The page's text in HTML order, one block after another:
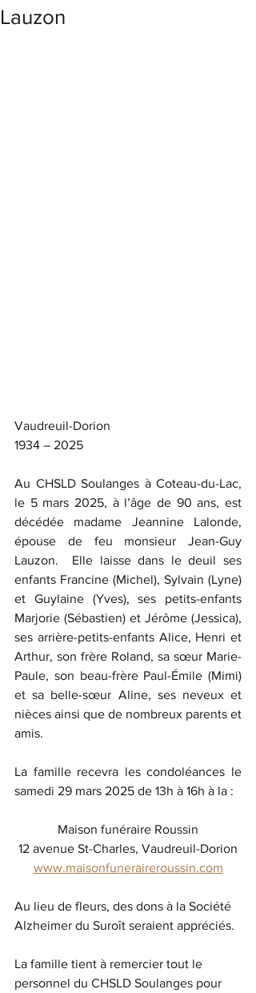
Lauzon
Vaudreuil-Dorion
1934 – 2025
Au CHSLD Soulanges à Coteau-du-Lac,
le 5 mars 2025, à l’âge de 90 ans, est
décédée madame Jeannine Lalonde,
épouse de feu monsieur Jean-Guy
Lauzon.  Elle laisse dans le deuil ses
enfants Francine (Michel), Sylvain (Lyne)
et Guylaine (Yves), ses petits-enfants
Marjorie (Sébastien) et Jérôme (Jessica),
ses arrière-petits-enfants Alice, Henri et
Arthur, son frère Roland, sa sœur Marie-
Paule, son beau-frère Paul-Émile (Mimi)
et sa belle-sœur Aline, ses neveux et
nièces ainsi que de nombreux parents et
amis.
La famille recevra les condoléances le
samedi 29 mars 2025 de 13h à 16h à la :
Maison funéraire Roussin
12 avenue St-Charles, Vaudreuil-Dorion
www.maisonfuneraireroussin.com
Au lieu de fleurs, des dons à la Société
Alzheimer du Suroît seraient appréciés.
La famille tient à remercier tout le
personnel du CHSLD Soulanges pour